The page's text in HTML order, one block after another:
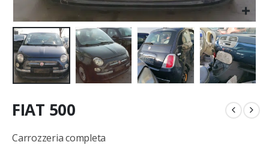
FIAT 500
Carrozzeria completa